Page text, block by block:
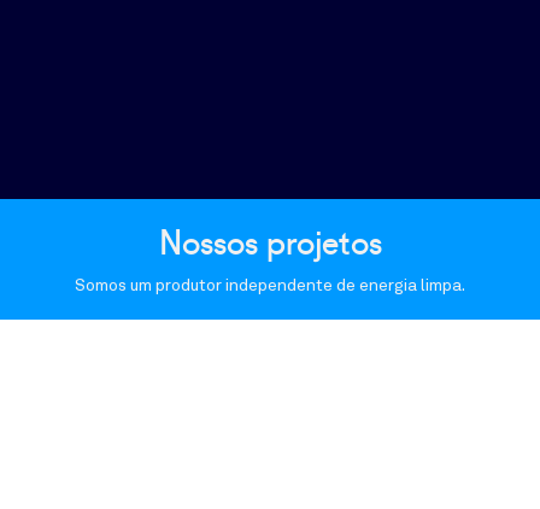
Nossos projetos
Somos um produtor independente de energia limpa.